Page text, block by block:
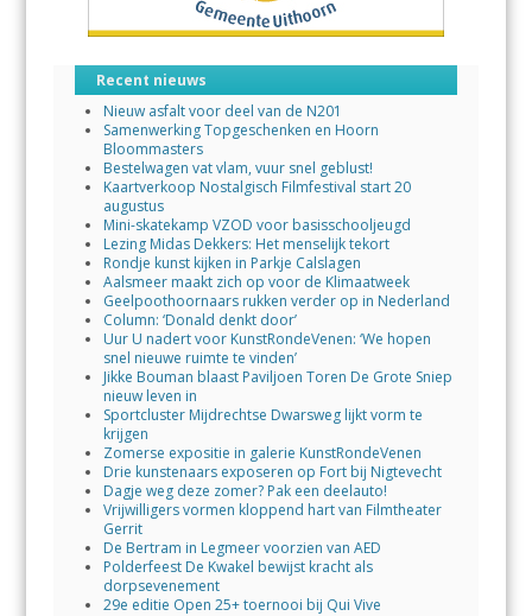
Recent nieuws
Nieuw asfalt voor deel van de N201
Samenwerking Topgeschenken en Hoorn
Bloommasters
Bestelwagen vat vlam, vuur snel geblust!
Kaartverkoop Nostalgisch Filmfestival start 20
augustus
Mini-skatekamp VZOD voor basisschooljeugd
Lezing Midas Dekkers: Het menselijk tekort
Rondje kunst kijken in Parkje Calslagen
Aalsmeer maakt zich op voor de Klimaatweek
Geelpoothoornaars rukken verder op in Nederland
Column: ‘Donald denkt door’
Uur U nadert voor KunstRondeVenen: ‘We hopen
snel nieuwe ruimte te vinden’
Jikke Bouman blaast Paviljoen Toren De Grote Sniep
nieuw leven in
Sportcluster Mijdrechtse Dwarsweg lijkt vorm te
krijgen
Zomerse expositie in galerie KunstRondeVenen
Drie kunstenaars exposeren op Fort bij Nigtevecht
Dagje weg deze zomer? Pak een deelauto!
Vrijwilligers vormen kloppend hart van Filmtheater
Gerrit
De Bertram in Legmeer voorzien van AED
Polderfeest De Kwakel bewijst kracht als
dorpsevenement
29e editie Open 25+ toernooi bij Qui Vive